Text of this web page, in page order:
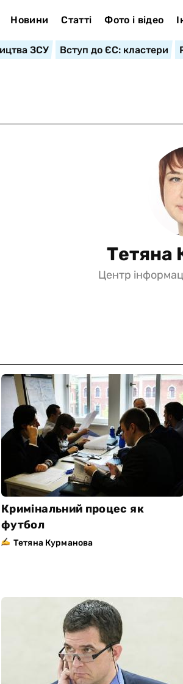
Новини Статті Фото і відео
ЗСУ Вступ до ЄС: кластери
Тетяна
Центр
Кримінальний процес як
футбол
Тетяна Курманова